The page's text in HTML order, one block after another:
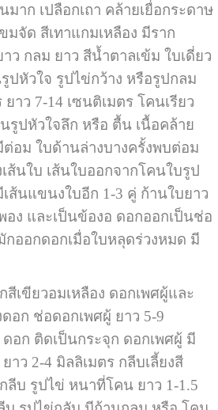
าก เปลือกเถา คล้ายเยื่อกระดาษ
มจัด สีเทาแกมเหลือง มีราก
ว กลม ยาว สีน้ำตาลเข้ม ใบเดี่ยว
ปหัวใจ รูปไข่กว้าง หรือรูปกลม
ยาว 7-14 เซนติเมตร โคนเรียว
รูปหัวใจลึก หรือ ตื้น เนื้อคล้าย
อม ใบด้านล่างบางครั้งพบต่อม
ส้นใบ เส้นใบออกจากโคนใบรูป
ส้นแขนงใบอีก 1-3 คู่ ก้านใบยาว
อง และเป็นข้องอ ดอกออกเป็นช่อ
กออกดอกเมื่อใบหลุดร่วงหมด มี
ยวอมเหลือง ดอกเพศผู้และ
อก ช่อดอกเพศผู้ ยาว 5-9
อก ติดเป็นกระจุก ดอกเพศผู้ มี
าว 2-4 มิลลิเมตร กลีบเลี้ยงสี
ลีบ รูปไข่ หนาที่โคน ยาว 1-1.5